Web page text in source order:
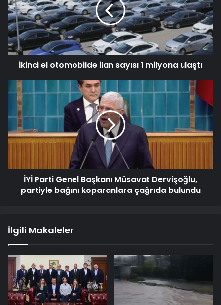
İkinci el otomobilde ilan sayısı 1 milyona ulaştı
İYİ Parti Genel Başkanı Müsavat Dervişoğlu,
partiyle bağını koparanlara çağrıda bulundu
İlgili Makaleler